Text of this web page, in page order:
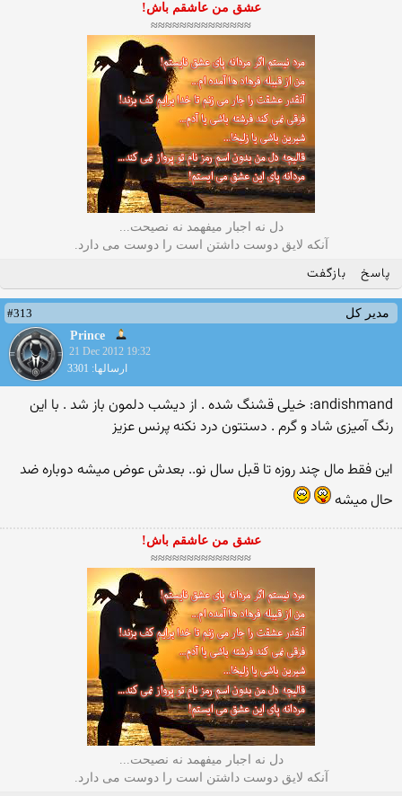
عشق من عاشقم باش!
≈≈≈≈≈≈≈≈≈≈≈≈≈≈
دل نه اجبار میفهمد نه نصیحت...
آنکه لایق دوست داشتن است را دوست می دارد.
پاسخ بازگفت
مدیر کل
#313
Prince
21 Dec 2012 19:32
ارسالها: 3301
andishmand: خیلی قشنگ شده . از دیشب دلمون باز شد . با این
رنگ آمیزی شاد و گرم . دستتون درد نکنه پرنس عزیز
این فقط مال چند روزه تا قبل سال نو.. بعدش عوض میشه دوباره ضد
حال میشه
عشق من عاشقم باش!
≈≈≈≈≈≈≈≈≈≈≈≈≈≈
دل نه اجبار میفهمد نه نصیحت...
آنکه لایق دوست داشتن است را دوست می دارد.